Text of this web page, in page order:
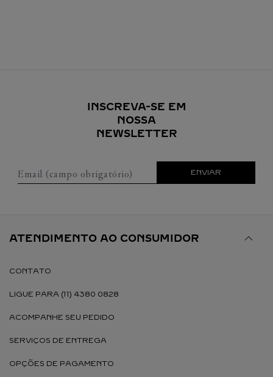
INSCREVA-SE EM
NOSSA
NEWSLETTER
Email (campo obrigatório) ENVIAR
ATENDIMENTO AO CONSUMIDOR
CONTATO
LIGUE PARA (11) 4380 0828
ACOMPANHE SEU PEDIDO
SERVIÇOS DE ENTREGA
OPÇÕES DE PAGAMENTO